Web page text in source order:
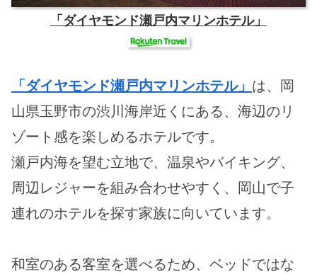
「ダイヤモンド瀬戸内マリンホテル」
「ダイヤモンド瀬戸内マリンホテル」 は、岡
山県玉野市の渋川海岸近くにある、海辺のリ
ゾート感を楽しめるホテルです。
瀬戸内海を望む立地で、温泉やバイキング、
周辺レジャーを組み合わせやすく、岡山で子
連れのホテルを探す家族に向いています。
和室のある客室を選べるため、ベッドではな